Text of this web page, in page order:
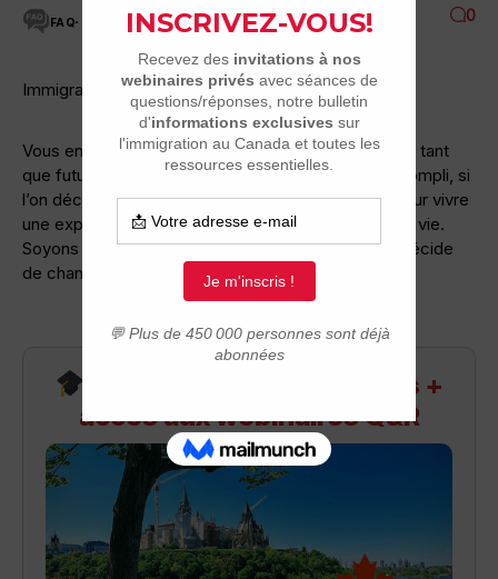
FAQ 17 MINUTES DE LECTURE 3.8K VUES 0
Immigration et Idéalisation
Vous en êtes tous bien conscients, que cela soit en tant
que futur immigrant ou qu’en tant qu’immigrant accompli, si
l’on décide de s’installer quelque part, c’est soit, pour vivre
une expérience, soit pour améliorer sa condition de vie.
Soyons d’ailleurs réalistes, la plupart du temps on décide
de changer de pays pour ces deux raisons.
Recevez infos exclusives +
accès aux webinaires Q&R